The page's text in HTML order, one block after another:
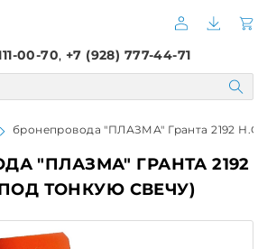
00-70, +7 (928) 777-44-71
бронепровода "ПЛАЗМА" Гранта 2192 Н.О
"ПЛАЗМА" ГРАНТА 2192
ТОНКУЮ СВЕЧУ)